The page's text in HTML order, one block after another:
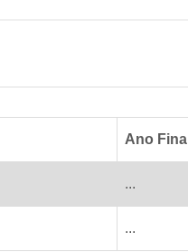
Ano Final
...
...